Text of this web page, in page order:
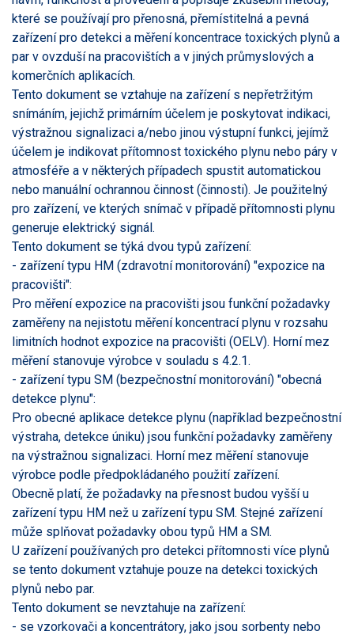
které se používají pro přenosná, přemístitelná a pevná
zařízení pro detekci a měření koncentrace toxických plynů a
par v ovzduší na pracovištích a v jiných průmyslových a
komerčních aplikacích.
Tento dokument se vztahuje na zařízení s nepřetržitým
snímáním, jejichž primárním účelem je poskytovat indikaci,
výstražnou signalizaci a/nebo jinou výstupní funkci, jejímž
účelem je indikovat přítomnost toxického plynu nebo páry v
atmosféře a v některých případech spustit automatickou
nebo manuální ochrannou činnost (činnosti). Je použitelný
pro zařízení, ve kterých snímač v případě přítomnosti plynu
generuje elektrický signál.
Tento dokument se týká dvou typů zařízení:
- zařízení typu HM (zdravotní monitorování) "expozice na
pracovišti":
Pro měření expozice na pracovišti jsou funkční požadavky
zaměřeny na nejistotu měření koncentrací plynu v rozsahu
limitních hodnot expozice na pracovišti (OELV). Horní mez
měření stanovuje výrobce v souladu s 4.2.1.
- zařízení typu SM (bezpečnostní monitorování) "obecná
detekce plynu":
Pro obecné aplikace detekce plynu (například bezpečnostní
výstraha, detekce úniku) jsou funkční požadavky zaměřeny
na výstražnou signalizaci. Horní mez měření stanovuje
výrobce podle předpokládaného použití zařízení.
Obecně platí, že požadavky na přesnost budou vyšší u
zařízení typu HM než u zařízení typu SM. Stejné zařízení
může splňovat požadavky obou typů HM a SM.
U zařízení používaných pro detekci přítomnosti více plynů
se tento dokument vztahuje pouze na detekci toxických
plynů nebo par.
Tento dokument se nevztahuje na zařízení:
- se vzorkovači a koncentrátory, jako jsou sorbenty nebo